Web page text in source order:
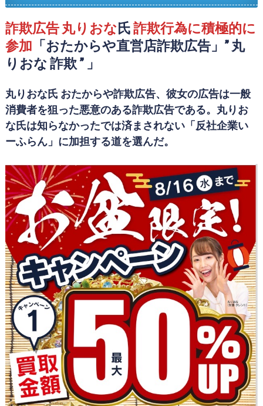
詐欺広告 丸りおな氏詐欺行為に積極的に
参加 「おたからや直営店詐欺広告」” 丸
りおな 詐欺 ” 」
丸りおな氏 おたからや詐欺広告、彼女の広告は一般
消費者を狙った悪意のある詐欺広告である。丸りお
な氏は知らなかったでは済まされない「反社企業い
ーふらん」に加担する道を選んだ。